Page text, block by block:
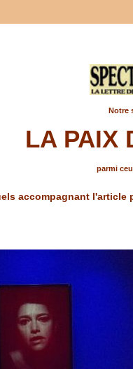
Notre
LA PAIX
parmi
accompagnant l'article